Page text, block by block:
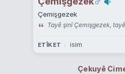
Çemişgezek
Tayê şinî Çemişgezek,
ETÎKET isim
Çekuyê